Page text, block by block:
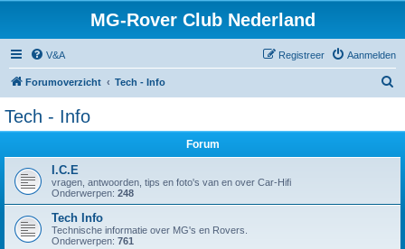
MG-Rover Club Nederland
V&A Aanmelden
Registreer
Forumoverzicht Tech - Info
Tech - Info
Forum
I.C.E
vragen, antwoorden, tips en foto's van en over Car-Hifi
Onderwerpen: 248
Tech Info
Technische informatie over MG's en Rovers.
Onderwerpen: 761